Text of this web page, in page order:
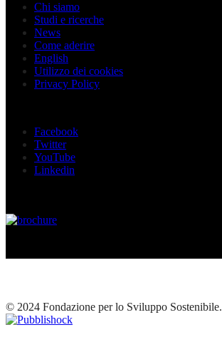
Chi siamo
Studi e ricerche
News
Come aderire
English
Utilizzo dei cookies
Privacy Policy
Facebook
Twitter
YouTube
Linkedin
© 2024 Fondazione per lo Sviluppo Sostenibile.